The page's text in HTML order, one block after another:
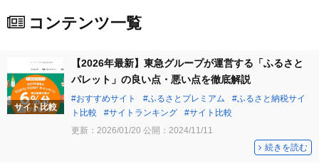
コンテンツ一覧
【2026年最新】東急グループが運営する「ふるさと
パレット」の良い点・悪い点を徹底解説
おすすめサイト ふるさとプレミアム
ふるさと納税サイ
ト比較
サイトランキング
サイト比較
更新： 2026/01/20 公開： 2024/11/11
続きを読む
サイト比較